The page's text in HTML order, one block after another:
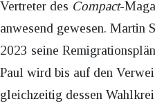
Vertreter des Compact-
anwesend gewesen. Martin
2023 seine
Paul wird bis auf den
gleichzeitig dessen